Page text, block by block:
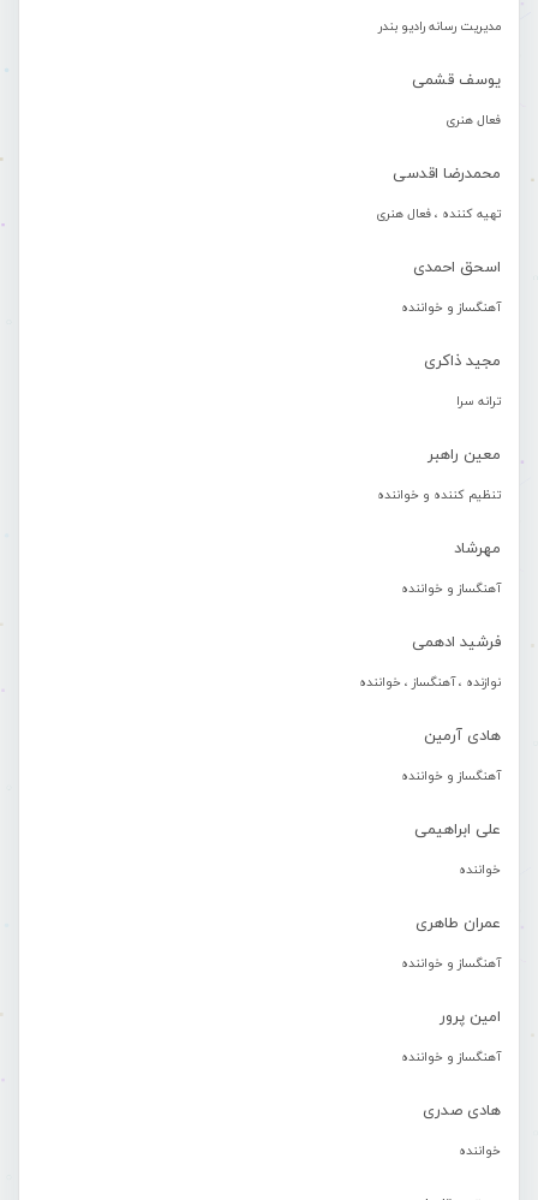
مدیریت رسانه رادیو بندر
یوسف قشمی
فعال هنری
محمدرضا اقدسی
تهیه کننده ، فعال هنری
اسحق احمدی
آهنگساز و خواننده
مجید ذاکری
ترانه سرا
معین راهبر
تنظیم کننده و خواننده
مهرشاد
آهنگساز و خواننده
فرشید ادهمی
نوازنده ، آهنگساز ، خواننده
هادی آرمین
آهنگساز و خواننده
علی ابراهیمی
خواننده
عمران طاهری
آهنگساز و خواننده
امین پرور
آهنگساز و خواننده
هادی صدری
خواننده